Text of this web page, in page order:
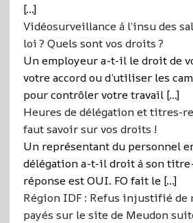
[…]
Vidéosurveillance à l’insu des
loi ? Quels sont vos droits ?
Un employeur a-t-il le droit de
votre accord ou d’utiliser les
pour contrôler votre travail […]
Heures de délégation et titres-
faut savoir sur vos droits !
Un représentant du personnel
délégation a-t-il droit à son
réponse est OUI. FO fait le […]
Région IDF : Refus injustifié de
payés sur le site de Meudon